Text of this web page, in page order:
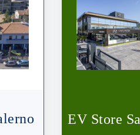
EV Store